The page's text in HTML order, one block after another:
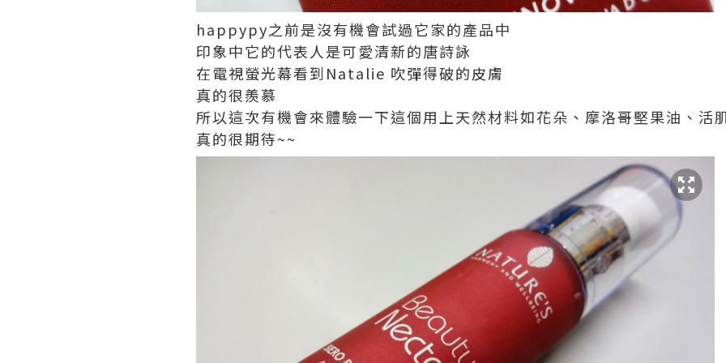
happypy之前是沒有機會試過它家的產品中
印象中它的代表人是可愛清新的唐詩詠
在電視螢光幕看到Natalie 吹彈得破的皮膚
真的很羨慕
所以這次有機會來體驗一下這個用上天然材料如花朵、摩洛哥堅果油、活
真的很期待~~